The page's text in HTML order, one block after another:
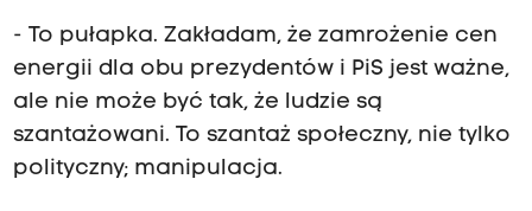
- To pułapka. Zakładam, że zamrożenie cen
energii dla obu prezydentów i PiS jest ważne,
ale nie może być tak, że ludzie są
szantażowani. To szantaż społeczny, nie tylko
polityczny; manipulacja.